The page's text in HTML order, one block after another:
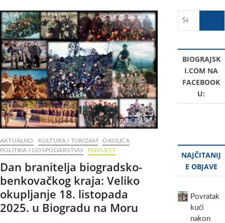
AKTUALNO KULTURA I TURIZAM
OKOLICA
POLITIKA I GOSPODARSTVO
POVIJEST
Dan branitelja biogradsko-
benkovačkog kraja: Veliko
okupljanje 18. listopada
2025. u Biogradu na Moru
BIOGRAJSK
I.COM NA
FACEBOOK
U:
NAJČITANIJ
E OBJAVE
Povratak
kući
nakon